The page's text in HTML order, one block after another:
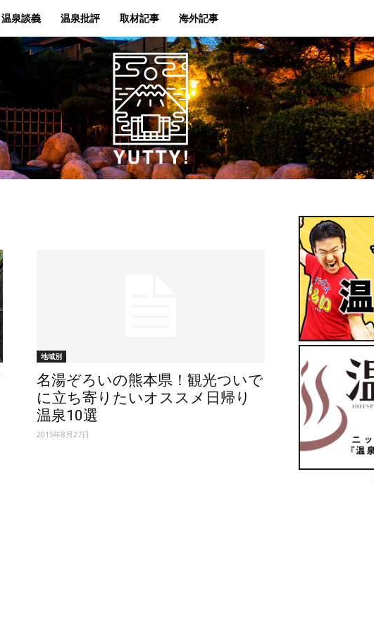
温泉談義 温泉批評 取材記事 海外記事
地域別
名湯ぞろいの熊本県！観光ついで
に立ち寄りたいオススメ日帰り
温泉10選
2015年8月27日